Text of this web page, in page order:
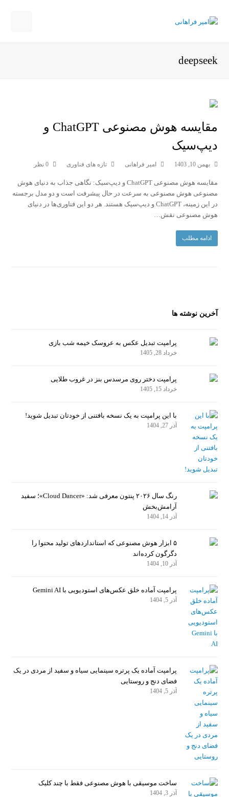
deepseek
مقایسه هوش مصنوعی ChatGPT و
دیپ‌سیک
بهمن 10, 1403 امیر فراهانی تازه های فناوری 0 نظر
مقایسه هوش مصنوعی ChatGPT و دیپ‌سیک: نگاهی جذاب به دنیای هوش
مصنوعی هوش مصنوعی به سرعت در حال پیشرفت است و دو مدل برجسته
در این زمینه، ChatGPT و دیپ‌سیک هستند. هر دو این فناوری‌ها در دنیای
هوش مصنوعی نقش…
ادامه مطلب
آخرین نوشته ها
پرامپت تبدیل عکس به عروسک خیمه شب بازی
خرداد 28, 1405
پرامپت دختر روی مرسدس بنز در غروب طلایی
خرداد 15, 1405
با این پرامپت به یک نسخه بافتنی از خودتان تبدیل شوید!
آذر 27, 1404
رنگ سال ۲۰۲۶ پنتون معرفی شد: «Cloud Dancer»؛ سفید
آرامش‌بخش
آذر 14, 1404
۵ ابزار هوش مصنوعی که استانداردهای تولید محتوا را
دگرگون کرده‌اند
آذر 10, 1404
پرامپت آماده خلق عکس‌های استودیویی با Gemini AI
آذر 5, 1404
پرامپت آماده یک پرتره سینمایی سیاه و سفید از مردی در یک
فضای دنج و روستایی
آذر 5, 1404
ساخت موسیقی با هوش مصنوعی فقط با چند کلیک
آذر 3, 1404